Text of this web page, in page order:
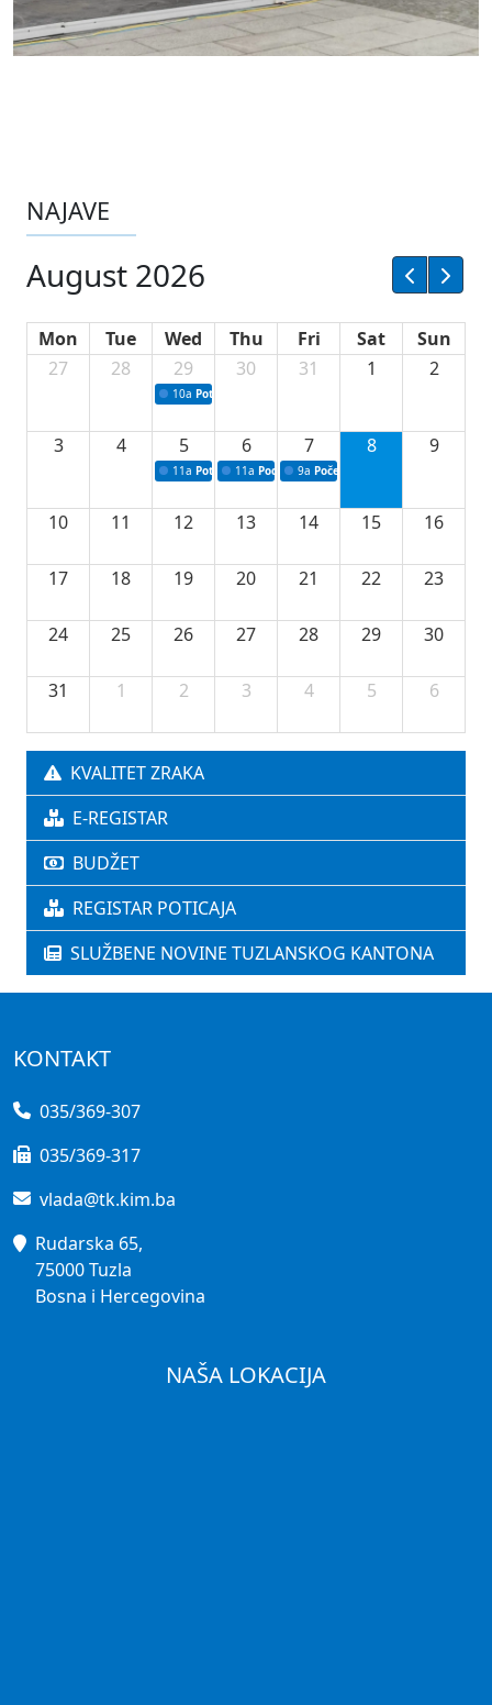
NAJAVE
August 2026
Mon Tue Wed Thu Fri Sat
Sun
27
28 29
10a Potpisivanje ugovora sa neprofitnim
30 31 1 2
3 4 5
11a Potpisivanje ugovora o stipendijama za
6
11a Podrška razvoju vodne infrastrukture u
7
9a Početak izgradnje nove
8 9
10 11 12 13 14 15 16
17 18 19 20 21 22 23
24 25 26 27 28 29 30
31 1 2 3 4 5 6
KVALITET ZRAKA
E-REGISTAR
BUDŽET
REGISTAR POTICAJA
SLUŽBENE NOVINE TUZLANSKOG KANTONA
KONTAKT
035/369-307
035/369-317
vlada@tk.kim.ba
Rudarska 65,
75000 Tuzla
Bosna i Hercegovina
NAŠA LOKACIJA